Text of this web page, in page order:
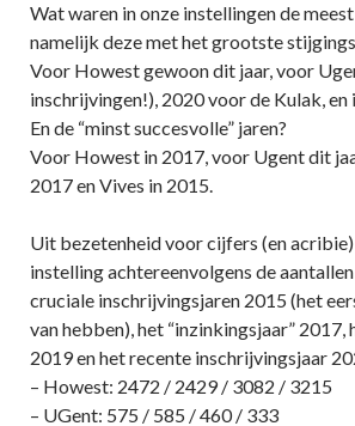
Wat waren in onze instellingen de
namelijk deze met het grootste
Voor Howest gewoon dit jaar, voor
inschrijvingen!), 2020 voor de Kulak, en
En de “minst succesvolle” jaren?
Voor Howest in 2017, voor Ugent dit
2017 en Vives in 2015.
Uit bezetenheid voor cijfers (en acribie)
instelling achtereenvolgens de
cruciale inschrijvingsjaren 2015 (het
van hebben), het “inzinkingsjaar” 2017,
2019 en het recente inschrijvingsjaar
– Howest: 2472 / 2429 / 3082 / 3215
– UGent: 575 / 585 / 460 / 333